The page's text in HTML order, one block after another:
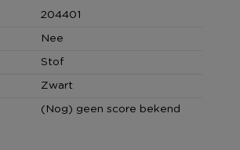
204401
Nee
Stof
Zwart
(Nog) geen score bekend